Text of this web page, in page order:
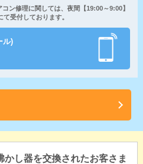
ン修理に関しては、夜間【19:00～9:00】
受付しております。
ル)
し器を交換されたお客さま